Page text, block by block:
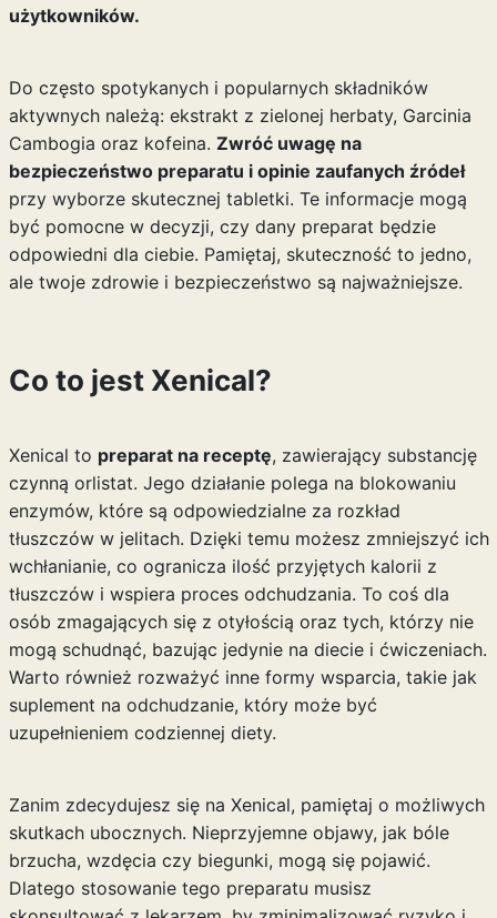
użytkowników.
Do często spotykanych i popularnych składników
aktywnych należą: ekstrakt z zielonej herbaty, Garcinia
Cambogia oraz kofeina. Zwróć uwagę na
bezpieczeństwo preparatu i opinie zaufanych źródeł
przy wyborze skutecznej tabletki. Te informacje mogą
być pomocne w decyzji, czy dany preparat będzie
odpowiedni dla ciebie. Pamiętaj, skuteczność to jedno,
ale twoje zdrowie i bezpieczeństwo są najważniejsze.
Co to jest Xenical?
Xenical to preparat na receptę, zawierający substancję
czynną orlistat. Jego działanie polega na blokowaniu
enzymów, które są odpowiedzialne za rozkład
tłuszczów w jelitach. Dzięki temu możesz zmniejszyć ich
wchłanianie, co ogranicza ilość przyjętych kalorii z
tłuszczów i wspiera proces odchudzania. To coś dla
osób zmagających się z otyłością oraz tych, którzy nie
mogą schudnąć, bazując jedynie na diecie i ćwiczeniach.
Warto również rozważyć inne formy wsparcia, takie jak
suplement na odchudzanie, który może być
uzupełnieniem codziennej diety.
Zanim zdecydujesz się na Xenical, pamiętaj o możliwych
skutkach ubocznych. Nieprzyjemne objawy, jak bóle
brzucha, wzdęcia czy biegunki, mogą się pojawić.
Dlatego stosowanie tego preparatu musisz